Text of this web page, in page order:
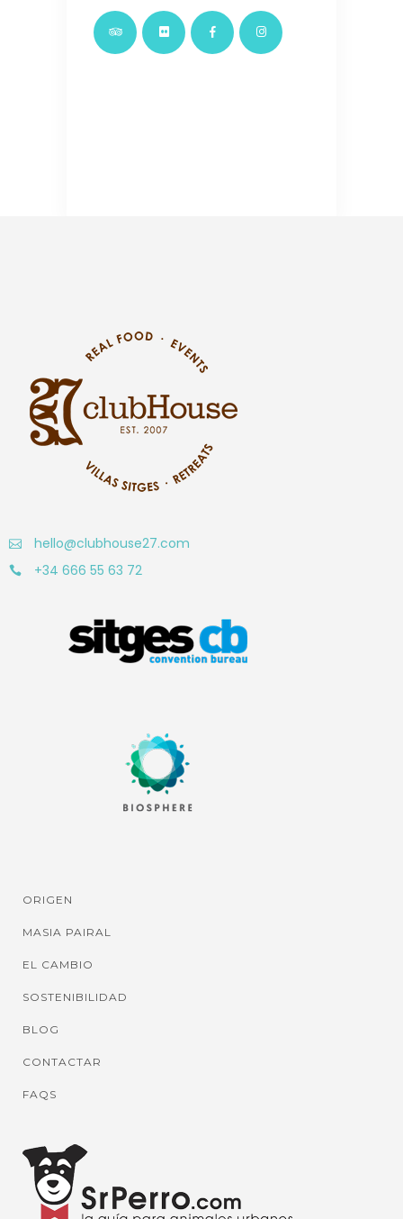
hello@clubhouse27.com
+34 666 55 63 72
ORIGEN
MASIA PAIRAL
EL CAMBIO
SOSTENIBILIDAD
BLOG
CONTACTAR
FAQS